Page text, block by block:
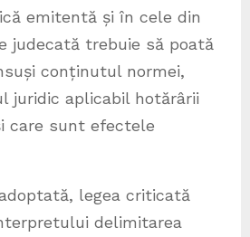
emitentă și în cele din
judecată trebuie să poată
conținutul normei,
juridic aplicabil hotărârii
care sunt efectele
legea criticată
delimitarea